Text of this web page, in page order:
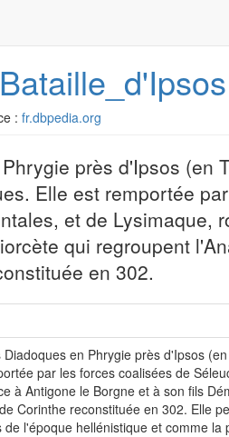
: fr.dbpedia.org
près d'Ipsos (en
Elle est remportée
et de Lysimaque,
qui regroupent
en 302.
en Phrygie près d'Ipsos
par les forces coalisées de
à Antigone le Borgne et à son fils
Corinthe reconstituée en 302. Elle
l'époque hellénistique et comme